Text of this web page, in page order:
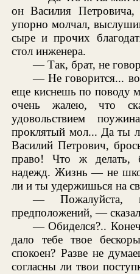
он Василия Петровича,
упорно молчал,
сыре и прочих
стол инженера.
— Так, брат, не
— Не говорится...
еще киснешь по поводу
очень жалею, что
удовольствием
проклятый мол... Да ты
Василий Петрович,
право! Что ж делать,
надежд. Жизнь — не
ли и ты удержишься на
— Пожалуйста,
предположений, —
— Обиделся?..
дало тебе твое
спокоен? Разве не
согласны ли твои